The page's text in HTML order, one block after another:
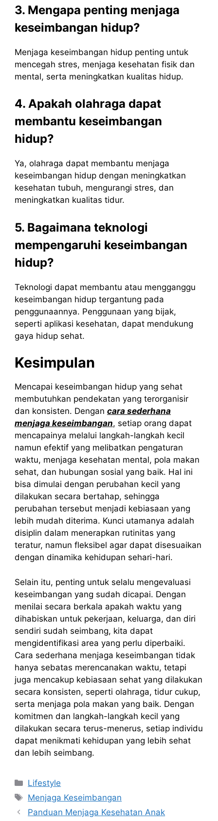
3. Mengapa penting menjaga
keseimbangan hidup?
Menjaga keseimbangan hidup penting untuk
mencegah stres, menjaga kesehatan fisik dan
mental, serta meningkatkan kualitas hidup.
4. Apakah olahraga dapat
membantu keseimbangan
hidup?
Ya, olahraga dapat membantu menjaga
keseimbangan hidup dengan meningkatkan
kesehatan tubuh, mengurangi stres, dan
meningkatkan kualitas tidur.
5. Bagaimana teknologi
mempengaruhi keseimbangan
hidup?
Teknologi dapat membantu atau mengganggu
keseimbangan hidup tergantung pada
penggunaannya. Penggunaan yang bijak,
seperti aplikasi kesehatan, dapat mendukung
gaya hidup sehat.
Kesimpulan
Mencapai keseimbangan hidup yang sehat
membutuhkan pendekatan yang terorganisir
dan konsisten. Dengan cara sederhana
menjaga keseimbangan, setiap orang dapat
mencapainya melalui langkah-langkah kecil
namun efektif yang melibatkan pengaturan
waktu, menjaga kesehatan mental, pola makan
sehat, dan hubungan sosial yang baik. Hal ini
bisa dimulai dengan perubahan kecil yang
dilakukan secara bertahap, sehingga
perubahan tersebut menjadi kebiasaan yang
lebih mudah diterima. Kunci utamanya adalah
disiplin dalam menerapkan rutinitas yang
teratur, namun fleksibel agar dapat disesuaikan
dengan dinamika kehidupan sehari-hari.
Selain itu, penting untuk selalu mengevaluasi
keseimbangan yang sudah dicapai. Dengan
menilai secara berkala apakah waktu yang
dihabiskan untuk pekerjaan, keluarga, dan diri
sendiri sudah seimbang, kita dapat
mengidentifikasi area yang perlu diperbaiki.
Cara sederhana menjaga keseimbangan tidak
hanya sebatas merencanakan waktu, tetapi
juga mencakup kebiasaan sehat yang dilakukan
secara konsisten, seperti olahraga, tidur cukup,
serta menjaga pola makan yang baik. Dengan
komitmen dan langkah-langkah kecil yang
dilakukan secara terus-menerus, setiap individu
dapat menikmati kehidupan yang lebih sehat
dan lebih seimbang.
Kategori
Lifestyle
Tag
Menjaga Keseimbangan
Panduan Menjaga Kesehatan Anak